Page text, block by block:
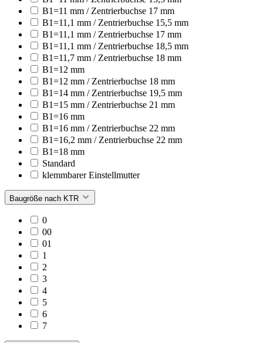
B1=11 mm / Zentrierbuchse 17 mm
B1=11,1 mm / Zentrierbuchse 15,5 mm
B1=11,1 mm / Zentrierbuchse 17 mm
B1=11,1 mm / Zentrierbuchse 18,5 mm
B1=11,7 mm / Zentrierbuchse 18 mm
B1=12 mm
B1=12 mm / Zentrierbuchse 18 mm
B1=14 mm / Zentrierbuchse 19,5 mm
B1=15 mm / Zentrierbuchse 21 mm
B1=16 mm
B1=16 mm / Zentrierbuchse 22 mm
B1=16,2 mm / Zentrierbuchse 22 mm
B1=18 mm
Standard
klemmbarer Einstellmutter
Baugröße nach KTR
0
00
01
1
2
3
4
5
6
7